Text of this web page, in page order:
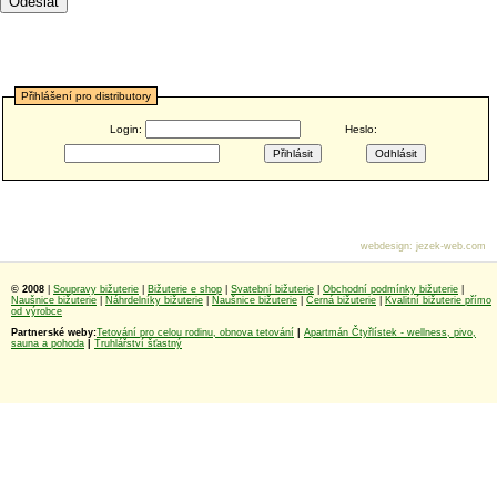
Přihlášení pro distributory
Login: Heslo:
© 2008 Soupravy bižuterie Bižuterie e shop Svatební bižuterie Obchodní podmínky bižuterie
Naušnice bižuterie
Náhrdelníky bižuterie Naušnice bižuterie Černá bižuterie
Kvalitní bižuterie přímo
od výrobce
Partnerské weby:Tetování pro celou rodinu, obnova tetování
Apartmán Čtyřlístek - wellness, pivo,
sauna a pohoda
Truhlářství šťastný
webdesign: jezek-web.com